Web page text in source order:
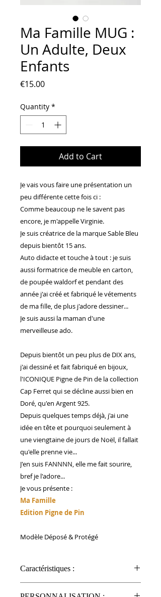
Ma Famille MUG :
Un Adulte, Deux
Enfants
€15.00Price
Quantity *
Add to Cart
Je vais vous faire une présentation un
peu différente cette fois ci :
Comme beaucoup ne le savent pas
encore, je m'appelle Virginie.
Je suis créatrice de la marque Sable Bleu
depuis bientôt 15 ans.
Auto didacte et touche à tout : je suis
aussi formatrice de meuble en carton,
de poupée waldorf et pendant des
année j'ai créé et fabriqué le vétements
de ma fille, de plus j'adore dessiner...
Je suis aussi la maman d'une
merveilleuse ado.
Depuis bientôt un peu plus de DIX ans,
j'ai dessiné et fait fabriqué en bijoux,
l'ICONIQUE Pigne de Pin de la collection
Cap Ferret qui se décline aussi bien en
Doré, qu'en Argent 925.
Depuis quelques temps déjà, j'ai une
idée en tête et pourquoi seulement à
une viengtaine de jours de Noël, il fallait
qu'elle prenne vie...
J'en suis FANNNN, elle me fait sourire,
bref je l'adore...
Je vous présente :
Ma Famille
Edition Pigne de Pin
Modèle Déposé & Protégé
Caractéristiques :